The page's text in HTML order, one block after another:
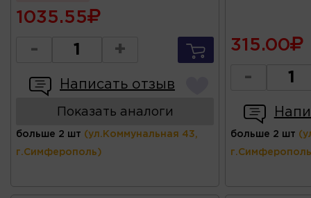
1035.55
- +
Написать отзыв
Показать аналоги
больше 2 шт (ул.Коммунальная 43,
г.Симферополь)
315.00
-
больше 2 шт